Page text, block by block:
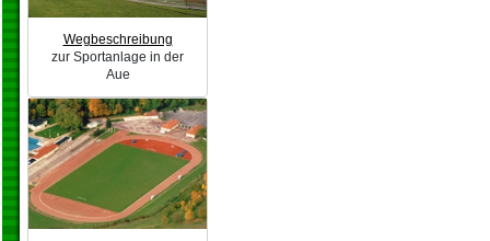
Wegbeschreibung
zur Sportanlage in der
Aue